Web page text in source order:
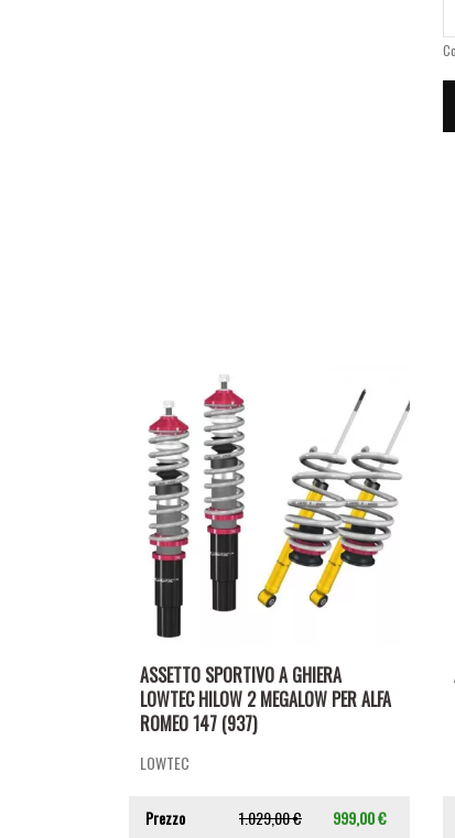
ASSETTO SPORTIVO A GHIERA
LOWTEC HILOW 2 MEGALOW PER ALFA
ROMEO 147 (937)
LOWTEC
Prezzo 1.029,00 €
999,00 €